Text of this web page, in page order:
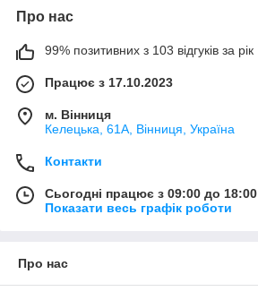
Про нас
99% позитивних з 103 відгуків за рік
Працює з 17.10.2023
м. Вінниця
Келецька, 61А, Вінниця, Україна
Контакти
Сьогодні працює з 09:00 до 18:00
Показати весь графік роботи
Про нас